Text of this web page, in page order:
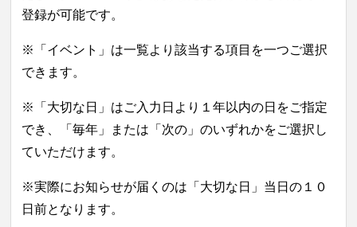
登録が可能です。
※「イベント」は一覧より該当する項目を一つご選択
できます。
※「大切な日」はご入力日より１年以内の日をご指定
でき、「毎年」または「次の」のいずれかをご選択し
ていただけます。
※実際にお知らせが届くのは「大切な日」当日の１０
日前となります。